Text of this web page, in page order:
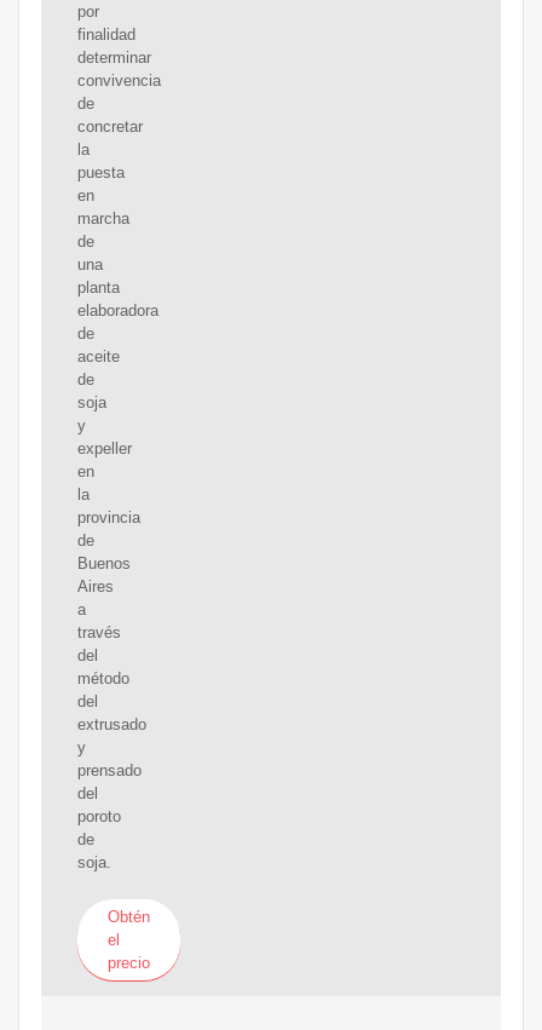
por
finalidad
determinar
convivencia
de
concretar
la
puesta
en
marcha
de
una
planta
elaboradora
de
aceite
de
soja
y
expeller
en
la
provincia
de
Buenos
Aires
a
través
del
método
del
extrusado
y
prensado
del
poroto
de
soja.
Obtén
el
precio